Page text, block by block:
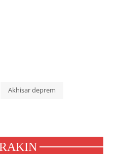
Akhisar deprem